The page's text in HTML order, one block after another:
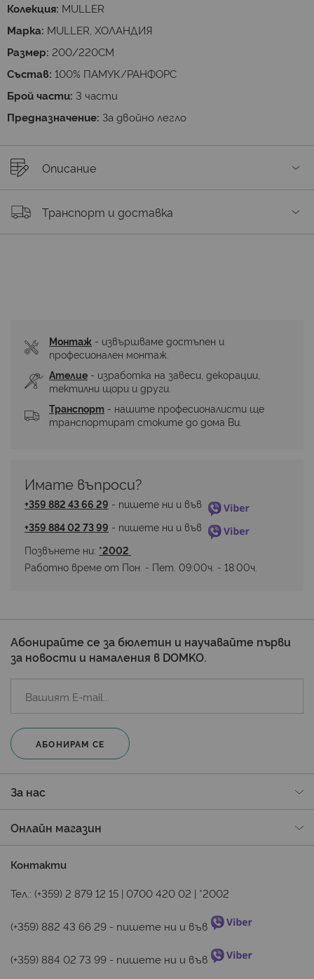
Колекция: MULLER
Марка: MULLER, ХОЛАНДИЯ
Размер: 200/220СМ
Състав: 100% ПАМУК/РАНФОРС
Брой части: 3 части
Предназначение: За двойно легло
Описание
Транспорт и доставка
Монтаж - извършваме достъпен и
професионален монтаж.
Ателие - изработка на завеси, декорации,
тектилни щори и други.
Транспорт - нашите професионалисти ще
транспортират стоките до дома Ви.
Имате въпроси?
+359 882 43 66 29 - пишете ни и във
+359 884 02 73 99 - пишете ни и във
Позвънете ни: *2002
Работно време от Пон. - Пет. 09:00ч. - 18:00ч.
Абонирайте се за бюлетин и научавайте първи
за новости и намаления в DOMKO.
АБОНИРАМ СЕ
За нас
Онлайн магазин
Контакти
Тел.: (+359) 2 879 12 15 | 0700 420 02 | *2002
(+359) 882 43 66 29 - пишете ни и във
(+359) 884 02 73 99 - пишете ни и във